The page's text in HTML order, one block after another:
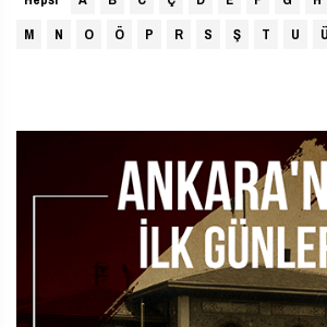
M
N O Ö P R S Ş T U Ü